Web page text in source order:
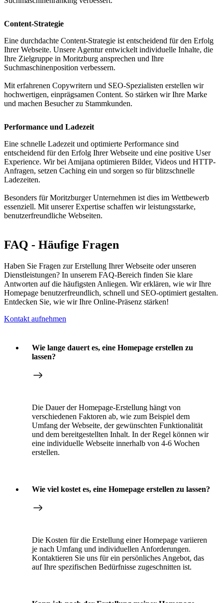
Content-Strategie
Eine durchdachte Content-Strategie ist entscheidend für den Erfolg
Ihrer Webseite. Unsere Agentur entwickelt individuelle Inhalte, die
Ihre Zielgruppe in Moritzburg ansprechen und Ihre
Suchmaschinenposition verbessern.
Mit erfahrenen Copywritern und SEO-Spezialisten erstellen wir
hochwertigen, einprägsamen Content. So stärken wir Ihre Marke
und machen Besucher zu Stammkunden.
Performance und Ladezeit
Eine schnelle Ladezeit und optimierte Performance sind
entscheidend für den Erfolg Ihrer Webseite und eine positive User
Experience. Wir bei Amijana optimieren Bilder, Videos und HTTP-
Anfragen, setzen Caching ein und sorgen so für blitzschnelle
Ladezeiten.
Besonders für Moritzburger Unternehmen ist dies im Wettbewerb
essenziell. Mit unserer Expertise schaffen wir leistungsstarke,
benutzerfreundliche Webseiten.
FAQ - Häufige Fragen
Haben Sie Fragen zur Erstellung Ihrer Webseite oder unseren
Dienstleistungen? In unserem FAQ-Bereich finden Sie klare
Antworten auf die häufigsten Anliegen. Wir erklären, wie wir Ihre
Homepage benutzerfreundlich, schnell und SEO-optimiert gestalten.
Entdecken Sie, wie wir Ihre Online-Präsenz stärken!
Kontakt aufnehmen
Wie lange dauert es, eine Homepage erstellen zu
lassen?
Die Dauer der Homepage-Erstellung hängt von
verschiedenen Faktoren ab, wie zum Beispiel dem
Umfang der Webseite, der gewünschten Funktionalität
und dem bereitgestellten Inhalt. In der Regel können wir
eine individuelle Webseite innerhalb von 4-6 Wochen
erstellen.
Wie viel kostet es, eine Homepage erstellen zu lassen?
Die Kosten für die Erstellung einer Homepage variieren
je nach Umfang und individuellen Anforderungen.
Kontaktieren Sie uns für ein persönliches Angebot, das
auf Ihre spezifischen Bedürfnisse zugeschnitten ist.